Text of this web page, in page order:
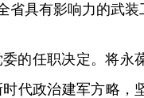
省具有影响力的武装
的任职决定。将永
代政治建军方略，